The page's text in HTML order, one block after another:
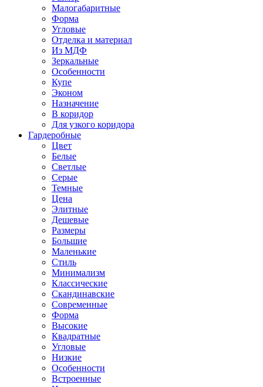
Малогабаритные
Форма
Угловые
Отделка и материал
Из МДФ
Зеркальные
Особенности
Купе
Эконом
Назначение
В коридор
Для узкого коридора
Гардеробные
Цвет
Белые
Светлые
Серые
Темные
Цена
Элитные
Дешевые
Размеры
Большие
Маленькие
Стиль
Минимализм
Классические
Скандинавские
Современные
Форма
Высокие
Квадратные
Угловые
Низкие
Особенности
Встроенные